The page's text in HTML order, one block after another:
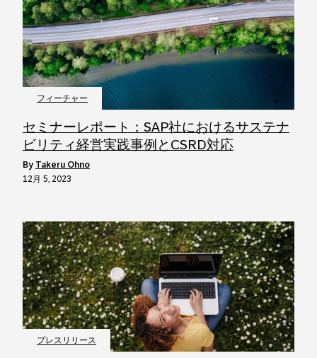
フィーチャー
セミナーレポート：SAP社におけるサステナ
ビリティ経営実践事例とCSRD対応
by Takeru Ohno
12月 5, 2023
プレスリリース